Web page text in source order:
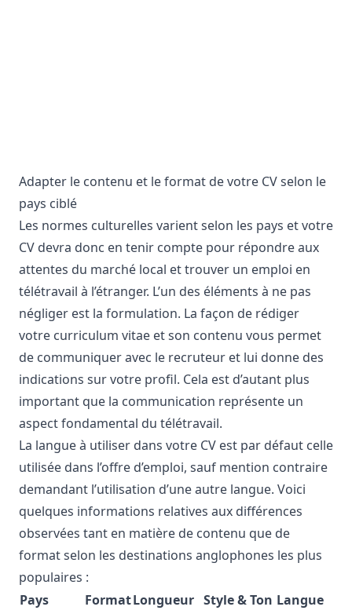
Adapter le contenu et le format de votre CV selon le
pays ciblé
Les normes culturelles varient selon les pays et votre
CV devra donc en tenir compte pour répondre aux
attentes du marché local et trouver un emploi en
télétravail à l’étranger. L’un des éléments à ne pas
négliger est la formulation. La façon de rédiger
votre curriculum vitae et son contenu vous permet
de communiquer avec le recruteur et lui donne des
indications sur votre profil. Cela est d’autant plus
important que la communication représente un
aspect fondamental du télétravail.
La langue à utiliser dans votre CV est par défaut celle
utilisée dans l’offre d’emploi, sauf mention contraire
demandant l’utilisation d’une autre langue. Voici
quelques informations relatives aux différences
observées tant en matière de contenu que de
format selon les destinations anglophones les plus
populaires :
Pays
FormatLongueur Style & Ton Langue